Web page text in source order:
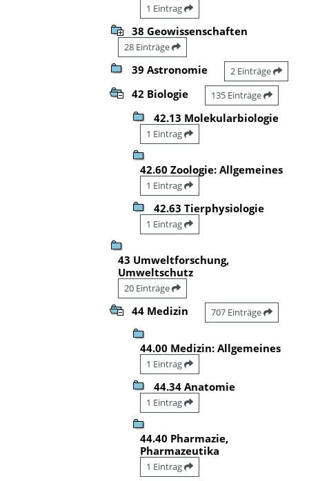
1 Eintrag
38 Geowissenschaften
28 Einträge
39 Astronomie 2 Einträge
42 Biologie 135 Einträge
42.13 Molekularbiologie
1 Eintrag
42.60 Zoologie: Allgemeines
1 Eintrag
42.63 Tierphysiologie
1 Eintrag
43 Umweltforschung,
Umweltschutz
20 Einträge
44 Medizin 707 Einträge
44.00 Medizin: Allgemeines
1 Eintrag
44.34 Anatomie
1 Eintrag
44.40 Pharmazie,
Pharmazeutika
1 Eintrag